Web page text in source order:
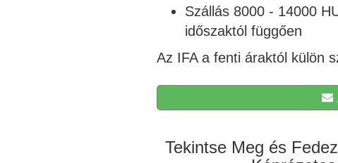
Szállás 8000 - 14000
időszaktól függően
Az IFA a fenti áraktól külön
Tekintse Meg és